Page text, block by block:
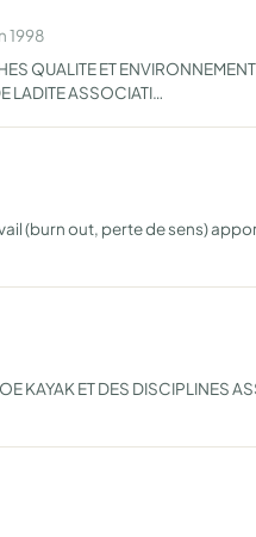
1998
QUALITE ET
LADITE ASSOCIATI…
(burn out, perte de sens)
KAYAK ET DES DISCIPLINES